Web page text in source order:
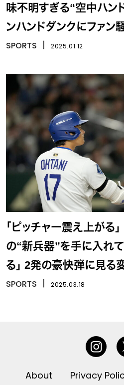
味不明すぎる“空中ハン
ンハンドダンクにファン
SPORTS 2025.01.12
「ピッチャー震え上がる
の“新兵器”を手に入れ
る」 2発の豪快弾に見る
SPORTS 2025.03.18
About Privacy